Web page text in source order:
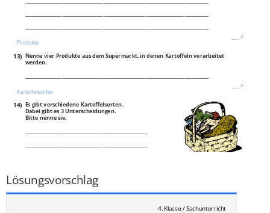
/3P
Produkte
13) Nenne vier Produkte aus dem Supermarkt, in denen Kartoffeln verarbeitet
werden.
/4P
Kartoffelsorten
14) Es gibt verschiedene Kartoffelsorten.
Dabei gibt es 3 Unterscheidungen.
Bitte nenne sie.
Lösungsvorschlag
4. Klasse / Sachunterricht